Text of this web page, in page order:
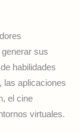
sus
habilidades
las aplicaciones
el cine
virtuales.